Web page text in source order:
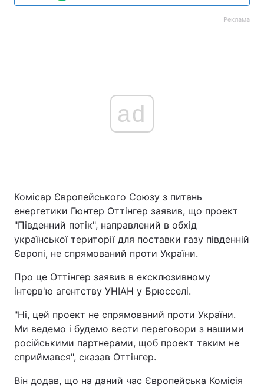
Реклама
ad
Комісар Європейського Союзу з питань
енергетики Гюнтер Оттінгер заявив, що проект
"Південний потік", направлений в обхід
української території для поставки газу південній
Європі, не спрямований проти України.
Про це Оттінгер заявив в ексклюзивному
інтерв'ю агентству УНІАН у Брюсселі.
"Ні, цей проект не спрямований проти України.
Ми ведемо і будемо вести переговори з нашими
російськими партнерами, щоб проект таким не
сприймався", сказав Оттінгер.
Він додав, що на даний час Європейська Комісія